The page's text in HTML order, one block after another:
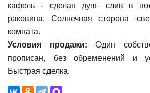
кафель - сделан душ- слив в
раковина. Солнечная сторона -
комната.
Условия продажи: Один
прописан, без обременений и
Быстрая сделка.